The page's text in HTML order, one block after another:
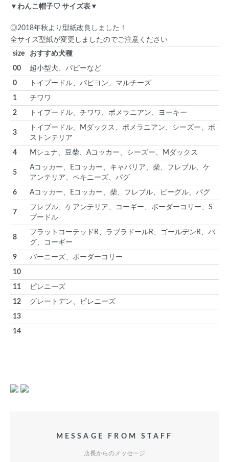
▼わんこ帽子♡ サイズ表▼
◎2018年秋より型紙改良しました！
全サイズ型紙が変更しましたのでご注意ください
size
おすすめ犬種
00 超小型犬、パピーなど
0 トイプードル、パピヨン、マルチーズ
1 チワワ
2 トイプードル、チワワ、ポメラニアン、ヨーキー
3
トイプードル、Mダックス、ポメラニアン、シーズー、ボ
ストンテリア
4 Mシュナ、豆柴、Aコッカー、シーズー、Mダックス
5
Aコッカー、Eコッカー、キャバリア、柴、フレブル、ケ
アンテリア、ペキニーズ、パグ
6 Aコッカー、Eコッカー、柴、フレブル、ビーグル、パグ
7
フレブル、ケアンテリア、コーギー、ボーダーコリー、S
プードル
8
フラットコーテッドR、ラブラドールR、ゴールデンR、パ
グ、コーギー
9 バーニーズ、ボーダーコリー
10
11 ピレニーズ
12 グレートデン、ピレニーズ
13
14
MESSAGE FROM STAFF
店長からのメッセージ